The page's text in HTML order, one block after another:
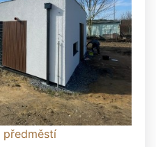
předměstí